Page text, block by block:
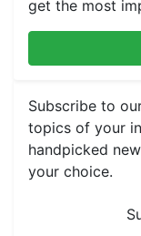
get the most
Subscribe to
topics of your
handpicked
your choice.